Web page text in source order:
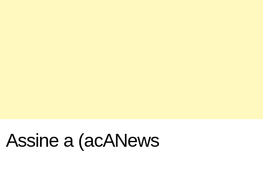
Assine a (acANews